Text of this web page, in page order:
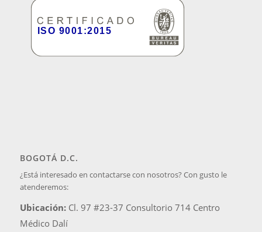
BOGOTÁ D.C.
¿Está interesado en contactarse con nosotros? Con gusto le
atenderemos:
Ubicación: Cl. 97 #23-37 Consultorio 714 Centro
Médico Dalí